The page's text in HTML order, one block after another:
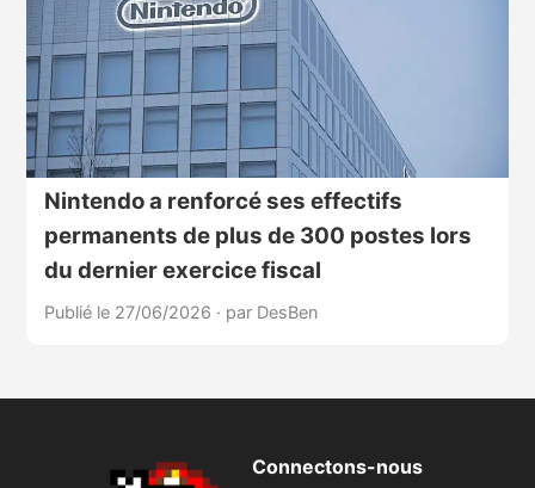
Nintendo a renforcé ses effectifs
permanents de plus de 300 postes lors
du dernier exercice fiscal
Publié le 27/06/2026 · par DesBen
Connectons-nous